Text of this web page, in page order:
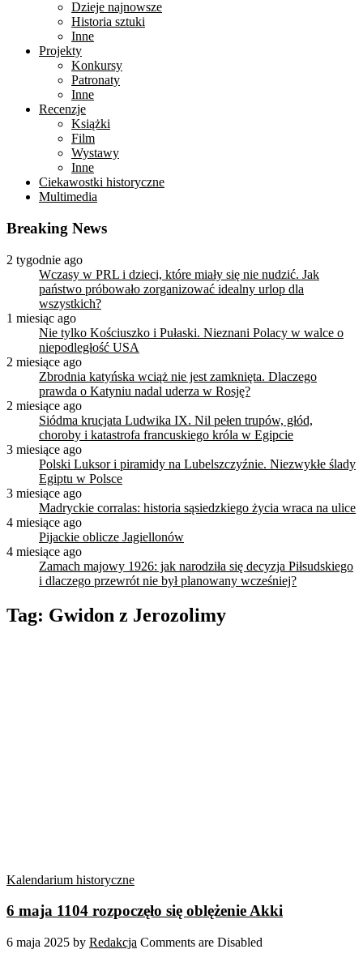
Dzieje najnowsze
Historia sztuki
Inne
Projekty
Konkursy
Patronaty
Inne
Recenzje
Książki
Film
Wystawy
Inne
Ciekawostki historyczne
Multimedia
Breaking News
2 tygodnie ago
Wczasy w PRL i dzieci, które miały się nie nudzić. Jak
państwo próbowało zorganizować idealny urlop dla
wszystkich?
1 miesiąc ago
Nie tylko Kościuszko i Pułaski. Nieznani Polacy w walce o
niepodległość USA
2 miesiące ago
Zbrodnia katyńska wciąż nie jest zamknięta. Dlaczego
prawda o Katyniu nadal uderza w Rosję?
2 miesiące ago
Siódma krucjata Ludwika IX. Nil pełen trupów, głód,
choroby i katastrofa francuskiego króla w Egipcie
3 miesiące ago
Polski Luksor i piramidy na Lubelszczyźnie. Niezwykłe ślady
Egiptu w Polsce
3 miesiące ago
Madryckie corralas: historia sąsiedzkiego życia wraca na ulice
4 miesiące ago
Pijackie oblicze Jagiellonów
4 miesiące ago
Zamach majowy 1926: jak narodziła się decyzja Piłsudskiego
i dlaczego przewrót nie był planowany wcześniej?
Tag: Gwidon z Jerozolimy
Kalendarium historyczne
6 maja 1104 rozpoczęło się oblężenie Akki
6 maja 2025 by Redakcja Comments are Disabled